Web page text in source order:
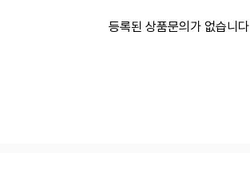
등록된 상품문의가 없습니다